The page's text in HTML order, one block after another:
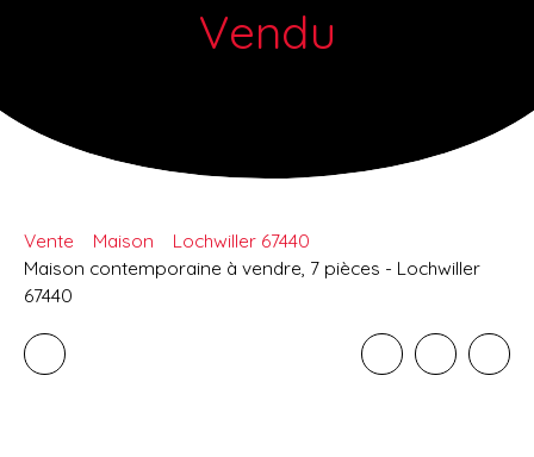
Vendu
Vente Maison
Lochwiller 67440
Maison contemporaine à vendre, 7 pièces - Lochwiller
67440